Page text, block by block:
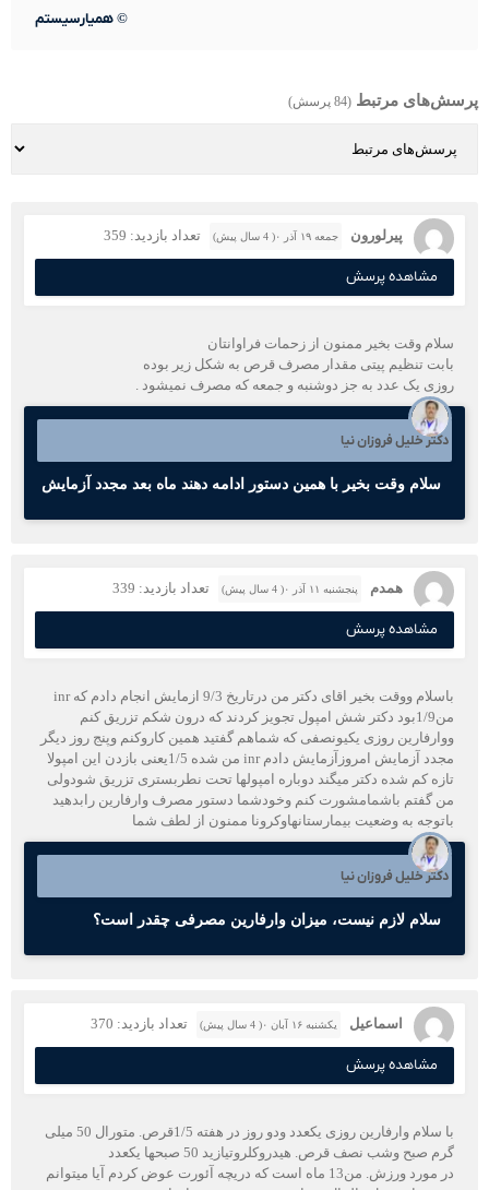
© همیارسیستم
پرسش‌های مرتبط (84 پرسش)
پیرلورون جمعه ۱۹ آذر ۰( 4 سال پیش) تعداد بازدید: 359
مشاهده پرسش
سلام وقت بخیر ممنون از زحمات فراوانتان
بابت تنظیم پیتی مقدار مصرف قرص به شکل زیر بوده
روزی یک عدد به جز دوشنبه و جمعه که مصرف نمیشود .
دکتر خلیل فروزان نیا
سلام وقت بخیر با همین دستور ادامه دهند ماه بعد مجدد آزمایش
همدم پنجشنبه ۱۱ آذر ۰( 4 سال پیش) تعداد بازدید: 339
مشاهده پرسش
باسلام ووقت بخیر اقای دکتر من درتاریخ 9/3 ازمایش انجام دادم که inr
من1/9بود دکتر شش امپول تجویز کردند که درون شکم تزریق کنم
ووارفارین روزی یکیونصفی که شماهم گفتید همین کاروکنم وپنج روز دیگر
مجدد آزمایش امروزآزمایش دادم inr من شده 1/5یعنی بازدن این امپولا
تازه کم شده دکتر میگند دوباره امپولها تحت نطربستری تزریق شودولی
من گفتم باشمامشورت کنم وخودشما دستور مصرف وارفارین رابدهید
باتوجه به وضعیت بیمارستانهاوکرونا ممنون از لطف شما
دکتر خلیل فروزان نیا
سلام لازم نیست، میزان وارفارین مصرفی چقدر است؟
اسماعیل یکشنبه ۱۶ آبان ۰( 4 سال پیش) تعداد بازدید: 370
مشاهده پرسش
با سلام وارفارین روزی یکعدد ودو روز در هفته 1/5قرص. متورال 50 میلی
گرم صبح وشب نصف قرص. هیدروکلروتیازید 50 صبحها یکعدد
در مورد ورزش. من13 ماه است که دریچه آئورت عوض کردم آیا میتوانم